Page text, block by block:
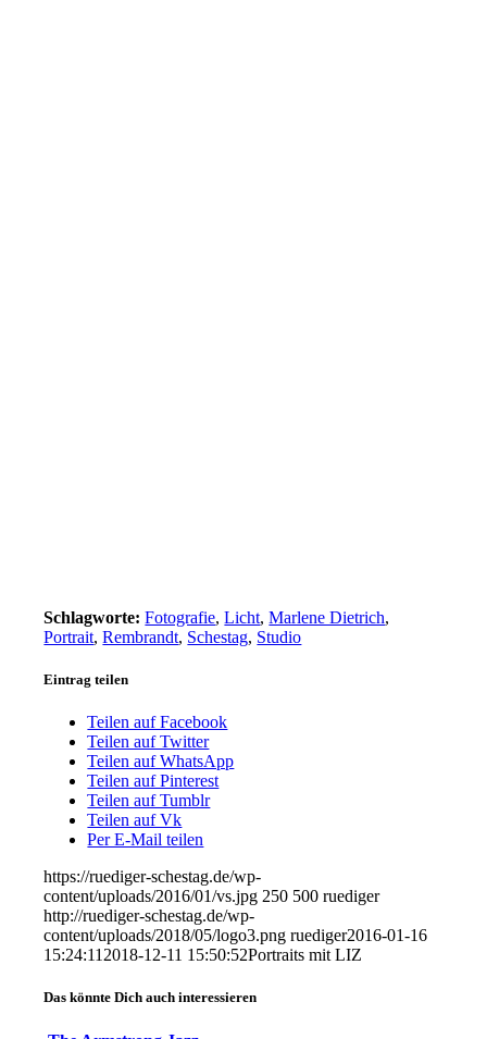
Schlagworte: Fotografie,Licht,Marlene Dietrich,
Portrait,Rembrandt, Schestag, Studio
Eintrag teilen
Teilen auf Facebook
Teilen auf Twitter
Teilen auf WhatsApp
Teilen auf Pinterest
Teilen auf Tumblr
Teilen auf Vk
Per E-Mail teilen
https://ruediger-schestag.de/wp-
content/uploads/2016/01/vs.jpg 250 500 ruediger
http://ruediger-schestag.de/wp-
content/uploads/2018/05/logo3.png ruediger2016-01-16
15:24:11 2018-12-11 15:50:52Portraits mit LIZ
Das könnte Dich auch interessieren